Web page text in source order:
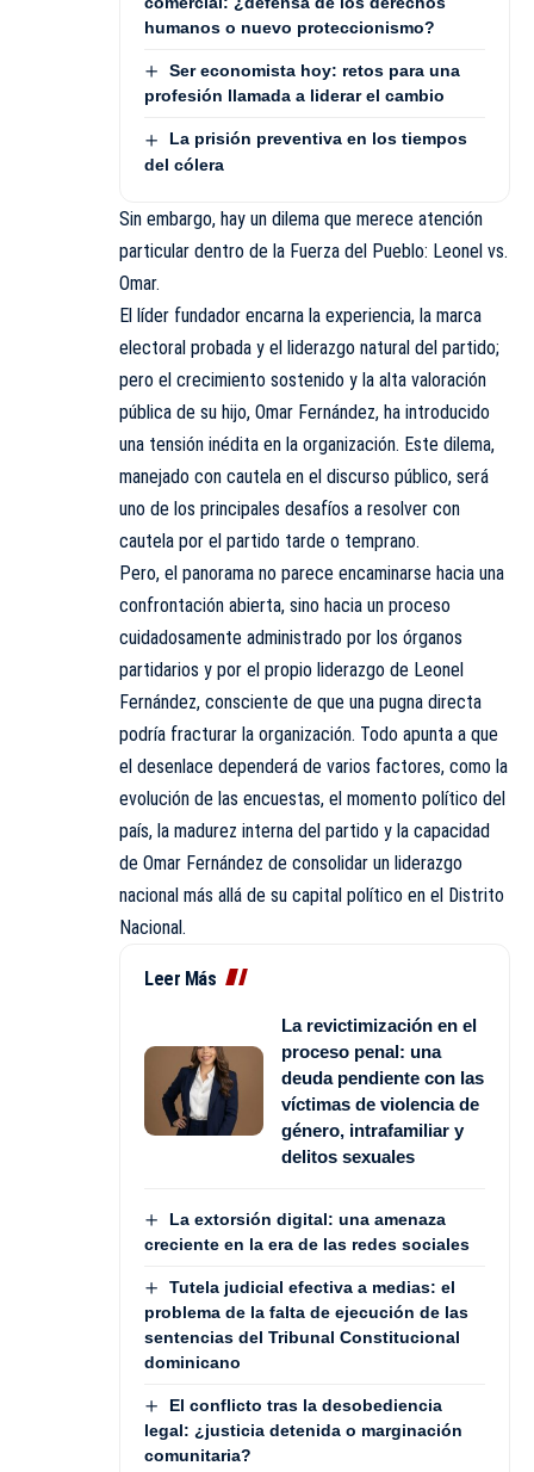
humanos o nuevo proteccionismo?
Ser economista hoy: retos para una
profesión llamada a liderar el cambio
La prisión preventiva en los tiempos
del cólera
Sin embargo, hay un dilema que merece atención
particular dentro de la Fuerza del Pueblo: Leonel vs.
Omar.
El líder fundador encarna la experiencia, la marca
electoral probada y el liderazgo natural del partido;
pero el crecimiento sostenido y la alta valoración
pública de su hijo, Omar Fernández, ha introducido
una tensión inédita en la organización. Este dilema,
manejado con cautela en el discurso público, será
uno de los principales desafíos a resolver con
cautela por el partido tarde o temprano.
Pero, el panorama no parece encaminarse hacia una
confrontación abierta, sino hacia un proceso
cuidadosamente administrado por los órganos
partidarios y por el propio liderazgo de Leonel
Fernández, consciente de que una pugna directa
podría fracturar la organización. Todo apunta a que
el desenlace dependerá de varios factores, como la
evolución de las encuestas, el momento político del
país, la madurez interna del partido y la capacidad
de Omar Fernández de consolidar un liderazgo
nacional más allá de su capital político en el Distrito
Nacional.
Leer Más
La revictimización en el
proceso penal: una
deuda pendiente con las
víctimas de violencia de
género, intrafamiliar y
delitos sexuales
La extorsión digital: una amenaza
creciente en la era de las redes sociales
Tutela judicial efectiva a medias: el
problema de la falta de ejecución de las
sentencias del Tribunal Constitucional
dominicano
El conflicto tras la desobediencia
legal: ¿justicia detenida o marginación
comunitaria?